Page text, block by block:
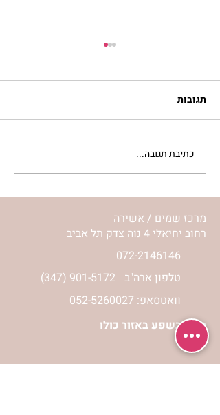
מתגעגעות לבית המפגש,
השיעור לתשעה באב | הר'
ימימה מזרחי
תגובות
כתיבת תגובה...
מרכז שמים / אשירה
רחוב יחיאלי 4 נוה צדק תל אביב
072-2146146
(347) 901-5172 טלפון ארה"ב
וואטסאפ: 052-5260027
חניה בשפע באזור כולו
הרשמי לעדכונים